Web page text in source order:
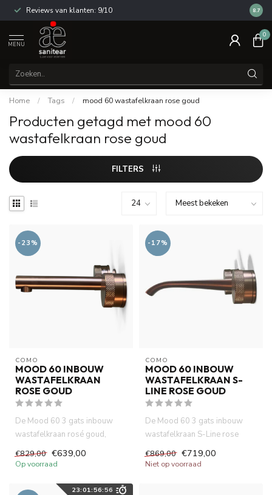
Reviews van klanten: 9/10 14
8.7
MENU
0
Home / Tags / mood 60 wastafelkraan rose goud
Producten getagd met mood 60
wastafelkraan rose goud
FILTERS
-23%
COMO
MOOD 60 INBOUW
WASTAFELKRAAN
ROSE GOUD
De Mood 60 3 gats inbouw
wastafelkraan rosé goud,
gemaakt van volledig DZR
messi...
€829,00 €639,00
Op voorraad
-17%
COMO
MOOD 60 INBOUW
WASTAFELKRAAN S-
LINE ROSE GOUD
De Mood 60 3 gats inbouw
wastafelkraan S-Line rose
goud, gemaakt van volledig
DZ...
€869,00 €719,00
Niet op voorraad
23:01:56:56